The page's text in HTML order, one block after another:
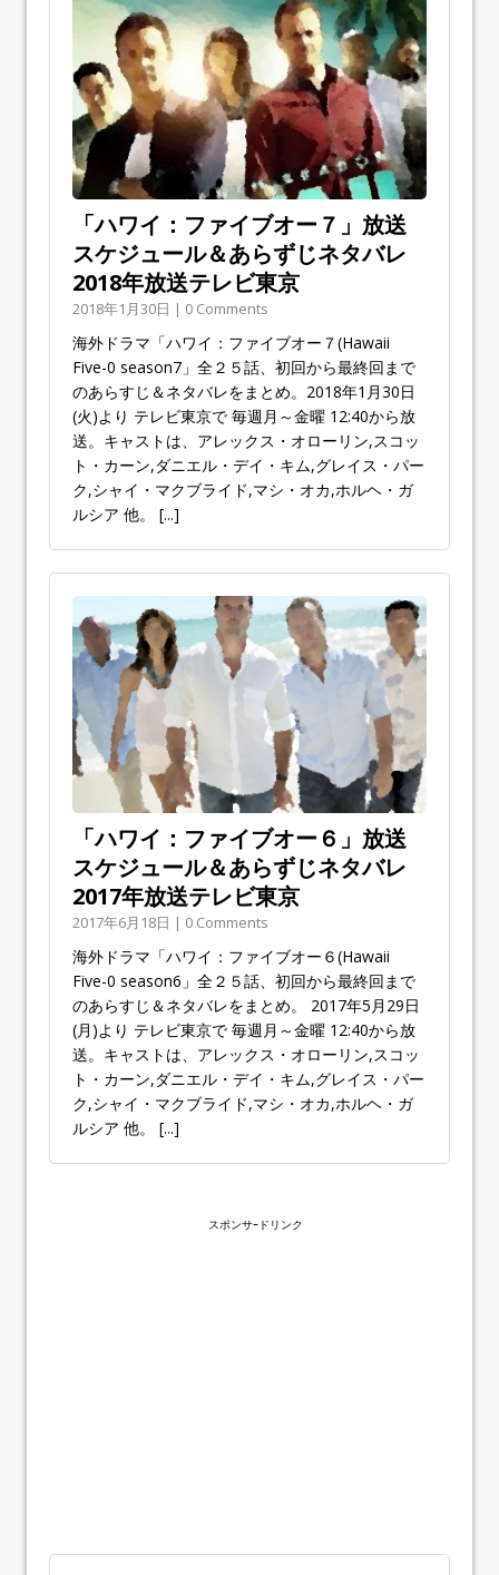
「ハワイ：ファイブオー７」放送
スケジュール＆あらずじネタバレ
2018年放送テレビ東京
2018年1月30日 | 0 Comments
海外ドラマ「ハワイ：ファイブオー７(Hawaii
Five-0 season7」全２５話、初回から最終回まで
のあらすじ＆ネタバレをまとめ。2018年1月30日
(火)より テレビ東京で 毎週月～金曜 12:40から放
送。キャストは、アレックス・オローリン,スコッ
ト・カーン,ダニエル・デイ・キム,グレイス・パー
ク,シャイ・マクブライド,マシ・オカ,ホルヘ・ガ
ルシア 他。 [...]
「ハワイ：ファイブオー６」放送
スケジュール＆あらずじネタバレ
2017年放送テレビ東京
2017年6月18日 | 0 Comments
海外ドラマ「ハワイ：ファイブオー６(Hawaii
Five-0 season6」全２５話、初回から最終回まで
のあらすじ＆ネタバレをまとめ。 2017年5月29日
(月)より テレビ東京で 毎週月～金曜 12:40から放
送。キャストは、アレックス・オローリン,スコッ
ト・カーン,ダニエル・デイ・キム,グレイス・パー
ク,シャイ・マクブライド,マシ・オカ,ホルヘ・ガ
ルシア 他。 [...]
スポンサｰドリンク